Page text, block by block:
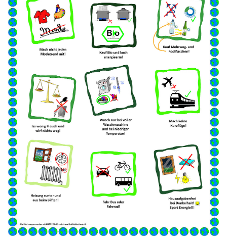
2024
2023
2022
Tabellen
Ultraleicht Solarmobile
SolaRobots
Ferngelenkte Solar-Mobile
Preisverleihung
Plakate Solar-Boote
Plakate SolaRobots
Plakate Ultraleicht Solar-Mobile
Plakate Ferngelenkte Solar-Mobile